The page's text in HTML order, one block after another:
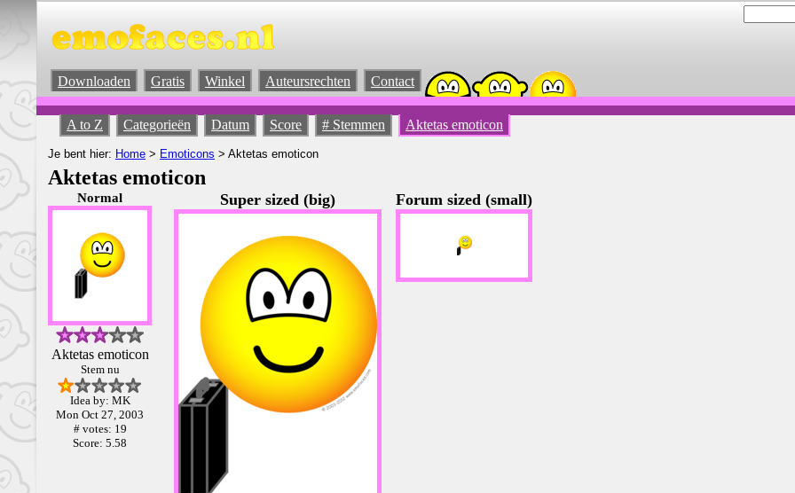
Downloaden Gratis Winkel Auteursrechten Contact
A to Z Categorieën Datum Score # Stemmen Aktetas emoticon
Je bent hier: Home > Emoticons > Aktetas emoticon
Aktetas emoticon
Normal
Aktetas emoticon
Stem nu
Idea by: MK
Mon Oct 27, 2003
# votes: 19
Score: 5.58
Super sized (big) Forum sized (small)